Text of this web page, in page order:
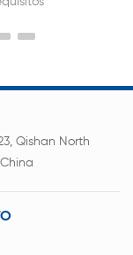
Qishan North